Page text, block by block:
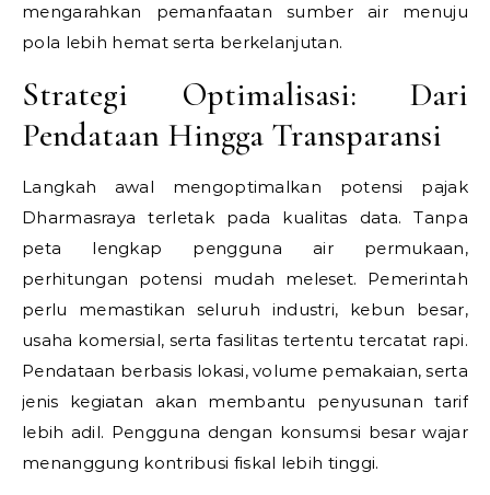
mengarahkan pemanfaatan sumber air menuju
pola lebih hemat serta berkelanjutan.
Strategi Optimalisasi: Dari
Pendataan Hingga Transparansi
Langkah awal mengoptimalkan potensi pajak
Dharmasraya terletak pada kualitas data. Tanpa
peta lengkap pengguna air permukaan,
perhitungan potensi mudah meleset. Pemerintah
perlu memastikan seluruh industri, kebun besar,
usaha komersial, serta fasilitas tertentu tercatat rapi.
Pendataan berbasis lokasi, volume pemakaian, serta
jenis kegiatan akan membantu penyusunan tarif
lebih adil. Pengguna dengan konsumsi besar wajar
menanggung kontribusi fiskal lebih tinggi.